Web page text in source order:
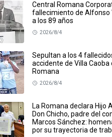
Central Romana
fallecimiento de Alfonso
a los 89 años
2026/8/4
Sepultan a los 4
accidente de Villa Caoba
Romana
2026/8/4
La Romana declara Hijo
Don Chicho, padre del
Marcos Sánchez:
por su trayectoria de